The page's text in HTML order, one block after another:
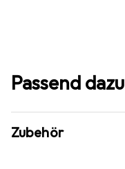
Passend dazu
Zubehör